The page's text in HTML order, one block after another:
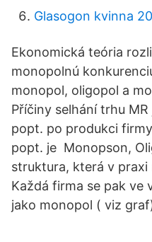
Glasogon kvinna
Ekonomická teória
monopolnú
monopol, oligopol a
Příčiny selhání trhu
popt. po produkci
popt. je Monopson,
struktura, která v
Každá firma se pak ve
jako monopol ( viz